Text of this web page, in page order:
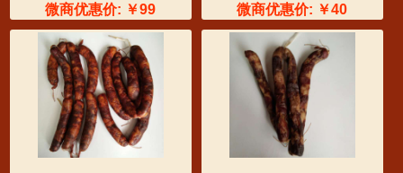
微商优惠价: ￥99
微商优惠价: ￥40